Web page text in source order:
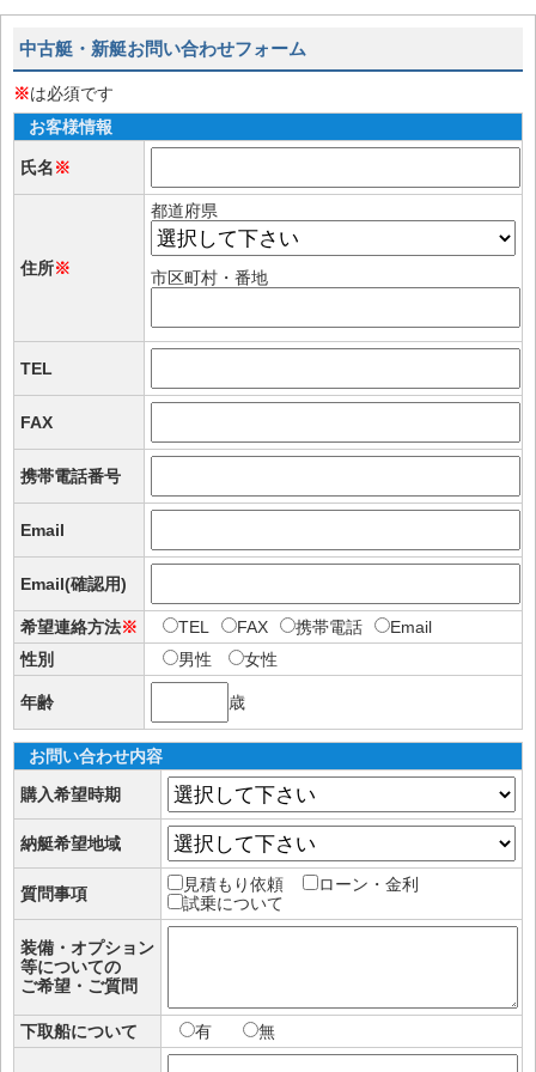
中古艇・新艇お問い合わせフォーム
※は必須です
お客様情報
氏名※
住所※
都道府県
市区町村・番地
TEL
FAX
携帯電話番号
Email
Email(確認用)
希望連絡方法※ TEL FAX 携帯電話
Email
性別
男性 女性
年齢 歳
お問い合わせ内容
購入希望時期
納艇希望地域
質問事項 見積もり依頼
ローン・金利
試乗について
装備・オプション
等についての
ご希望・ご質問
下取船について 有 無